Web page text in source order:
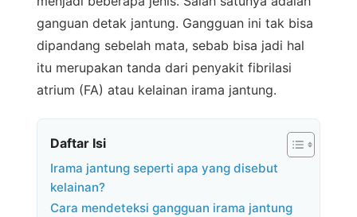
ganguan detak jantung. Gangguan ini tak bisa
dipandang sebelah mata, sebab bisa jadi hal
itu merupakan tanda dari penyakit fibrilasi
atrium (FA) atau kelainan irama jantung.
Daftar Isi
Irama jantung seperti apa yang disebut
kelainan?
Cara mendeteksi gangguan irama jantung